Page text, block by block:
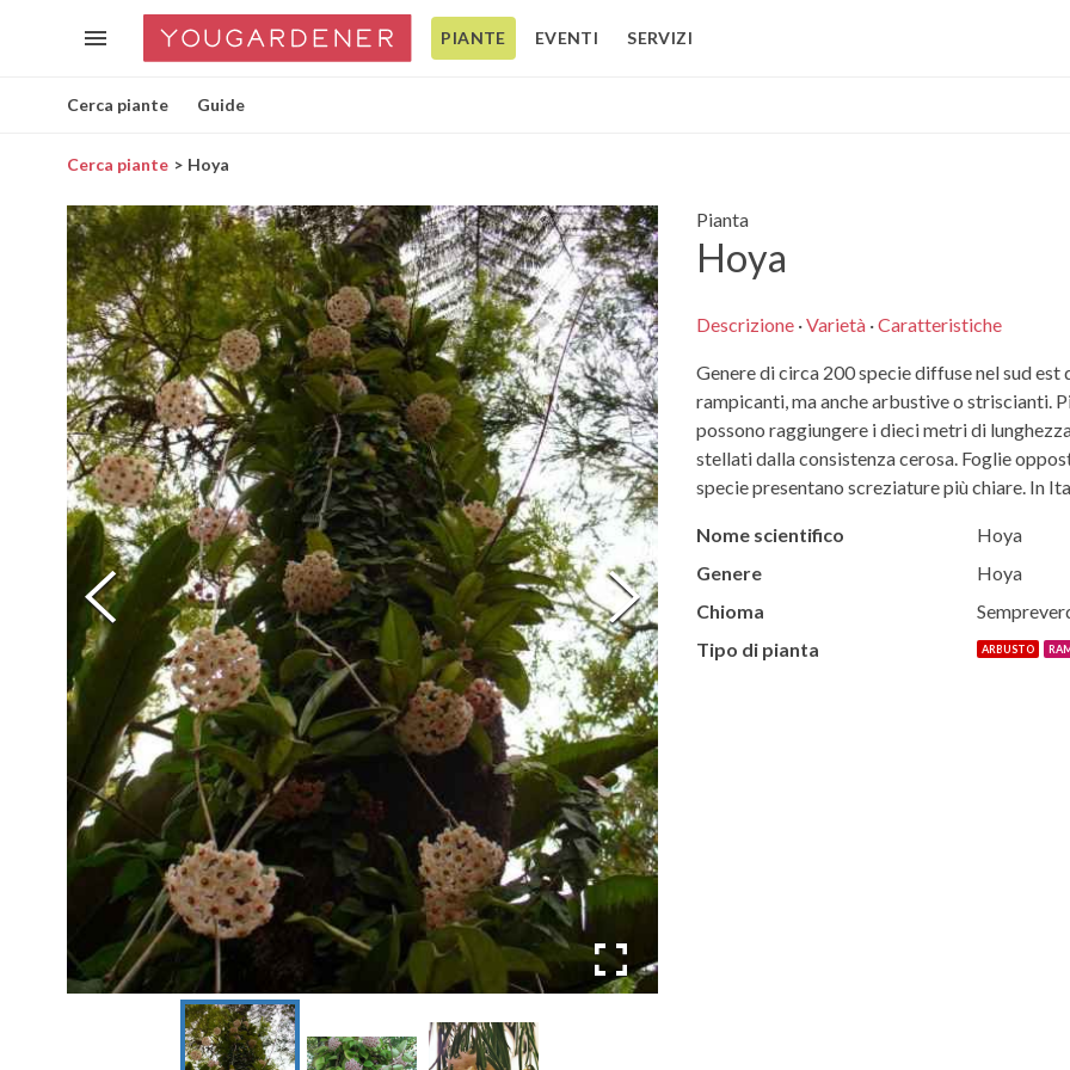
PIANTE EVENTI SERVIZI
Cerca piante Guide
Cerca piante Hoya
Pianta
Hoya
Descrizione·Varietà·Caratteristiche
Genere di circa 200 specie diffuse nel sud
rampicanti, ma anche arbustive o striscianti.
possono raggiungere i dieci metri di
stellati dalla consistenza cerosa. Foglie
specie presentano screziature più chiare. In
Nome scientifico
Hoya
Genere
Hoya
Chioma
Tipo di pianta
ARBUSTO